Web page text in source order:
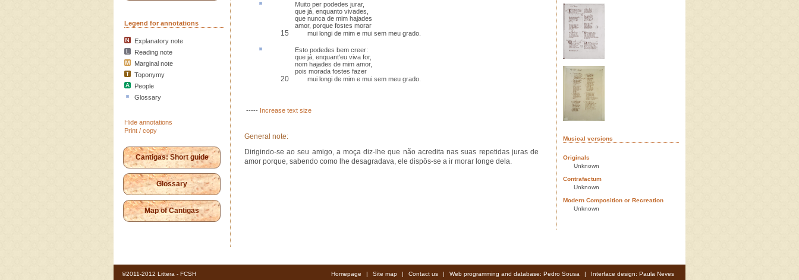
Legend for annotations
Explanatory note
Reading note
Marginal note
Toponymy
People
Glossary
Hide annotations
Print / copy
Cantigas: Short guide
Glossary
Map of Cantigas
Muito per podedes jurar,
que já, enquanto vivades,
que nunca de mim hajades
amor, porque fostes morar
15 mui longi de mim e mui sem meu grado.
Esto podedes bem creer:
que já, enquant'eu viva for,
nom hajades de mim amor,
pois morada fostes fazer
20 mui longi de mim e mui sem meu grado.
----- Increase text size
General note:
Dirigindo-se ao seu amigo, a moça diz-lhe que não acredita nas suas repetidas juras de
amor porque, sabendo como lhe desagradava, ele dispôs-se a ir morar longe dela.
Musical versions
Originals
Unknown
Contrafactum
Unknown
Modern Composition or Recreation
Unknown
©2011-2012 Littera - FCSH Homepage | Site map | Contact us | Web programming and database: Pedro Sousa | Interface design: Paula Neves